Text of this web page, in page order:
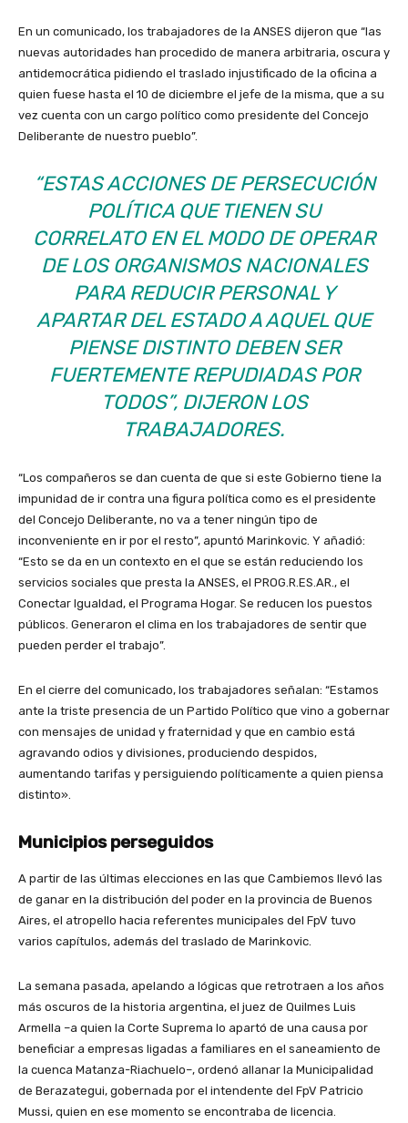
En un comunicado, los trabajadores de la ANSES dijeron que “las
nuevas autoridades han procedido de manera arbitraria, oscura y
antidemocrática pidiendo el traslado injustificado de la oficina a
quien fuese hasta el 10 de diciembre el jefe de la misma, que a su
vez cuenta con un cargo político como presidente del Concejo
Deliberante de nuestro pueblo”.
“ESTAS ACCIONES DE PERSECUCIÓN
POLÍTICA QUE TIENEN SU
CORRELATO EN EL MODO DE OPERAR
DE LOS ORGANISMOS NACIONALES
PARA REDUCIR PERSONAL Y
APARTAR DEL ESTADO A AQUEL QUE
PIENSE DISTINTO DEBEN SER
FUERTEMENTE REPUDIADAS POR
TODOS”, DIJERON LOS
TRABAJADORES.
“Los compañeros se dan cuenta de que si este Gobierno tiene la
impunidad de ir contra una figura política como es el presidente
del Concejo Deliberante, no va a tener ningún tipo de
inconveniente en ir por el resto”, apuntó Marinkovic. Y añadió:
“Esto se da en un contexto en el que se están reduciendo los
servicios sociales que presta la ANSES, el PROG.R.ES.AR., el
Conectar Igualdad, el Programa Hogar. Se reducen los puestos
públicos. Generaron el clima en los trabajadores de sentir que
pueden perder el trabajo”.
En el cierre del comunicado, los trabajadores señalan: “Estamos
ante la triste presencia de un Partido Político que vino a gobernar
con mensajes de unidad y fraternidad y que en cambio está
agravando odios y divisiones, produciendo despidos,
aumentando tarifas y persiguiendo políticamente a quien piensa
distinto».
Municipios perseguidos
A partir de las últimas elecciones en las que Cambiemos llevó las
de ganar en la distribución del poder en la provincia de Buenos
Aires, el atropello hacia referentes municipales del FpV tuvo
varios capítulos, además del traslado de Marinkovic.
La semana pasada, apelando a lógicas que retrotraen a los años
más oscuros de la historia argentina, el juez de Quilmes Luis
Armella –a quien la Corte Suprema lo apartó de una causa por
beneficiar a empresas ligadas a familiares en el saneamiento de
la cuenca Matanza-Riachuelo–, ordenó allanar la Municipalidad
de Berazategui, gobernada por el intendente del FpV Patricio
Mussi, quien en ese momento se encontraba de licencia.